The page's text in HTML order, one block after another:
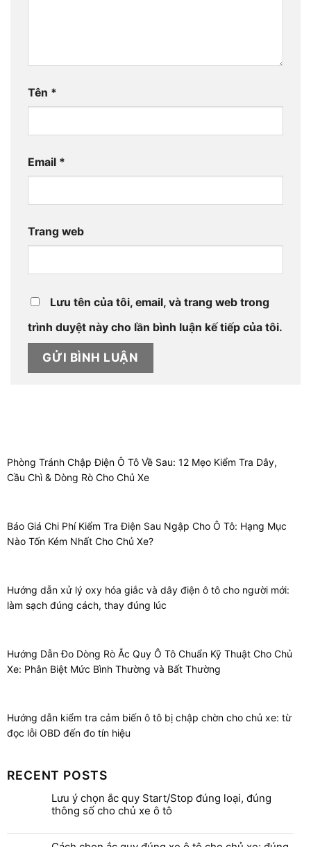
Tên *
Email *
Trang web
Lưu tên của tôi, email, và trang web trong
trình duyệt này cho lần bình luận kế tiếp của tôi.
Phòng Tránh Chập Điện Ô Tô Về Sau: 12 Mẹo Kiểm Tra Dây,
Cầu Chì & Dòng Rò Cho Chủ Xe
Báo Giá Chi Phí Kiểm Tra Điện Sau Ngập Cho Ô Tô: Hạng Mục
Nào Tốn Kém Nhất Cho Chủ Xe?
Hướng dẫn xử lý oxy hóa giắc và dây điện ô tô cho người mới:
làm sạch đúng cách, thay đúng lúc
Hướng Dẫn Đo Dòng Rò Ắc Quy Ô Tô Chuẩn Kỹ Thuật Cho Chủ
Xe: Phân Biệt Mức Bình Thường và Bất Thường
Hướng dẫn kiểm tra cảm biến ô tô bị chập chờn cho chủ xe: từ
đọc lỗi OBD đến đo tín hiệu
RECENT POSTS
Lưu ý chọn ắc quy Start/Stop đúng loại, đúng
thông số cho chủ xe ô tô